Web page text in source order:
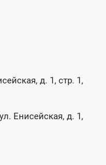
д. 1, стр. 1,
Енисейская, д. 1,